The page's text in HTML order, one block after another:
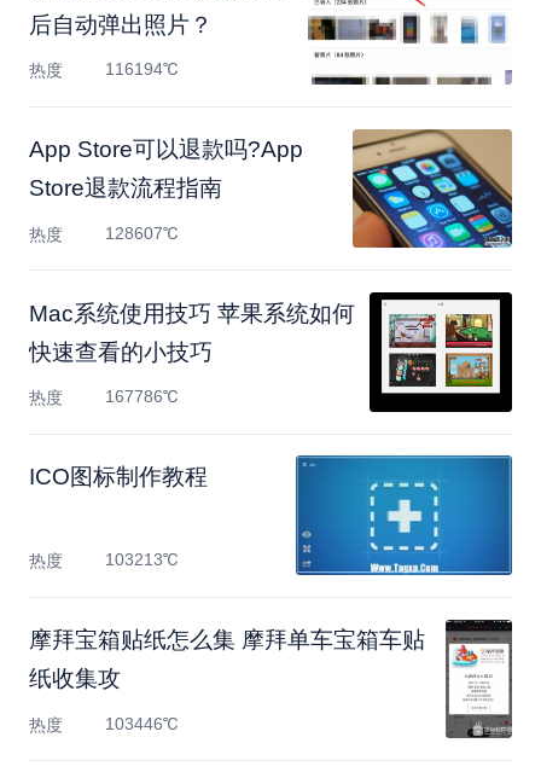
后自动弹出照片？
热度 116194℃
App Store可以退款吗?App
Store退款流程指南
热度 128607℃
Mac系统使用技巧 苹果系统如何
快速查看的小技巧
热度 167786℃
ICO图标制作教程
热度 103213℃
摩拜宝箱贴纸怎么集 摩拜单车宝箱车贴
纸收集攻
热度 103446℃